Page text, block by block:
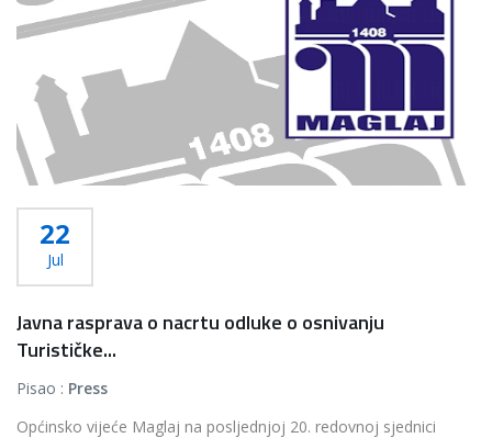
22
Jul
Javna rasprava o nacrtu odluke o osnivanju
Turističke...
Pisao : Press
Općinsko vijeće Maglaj na posljednjoj 20. redovnoj sjednici